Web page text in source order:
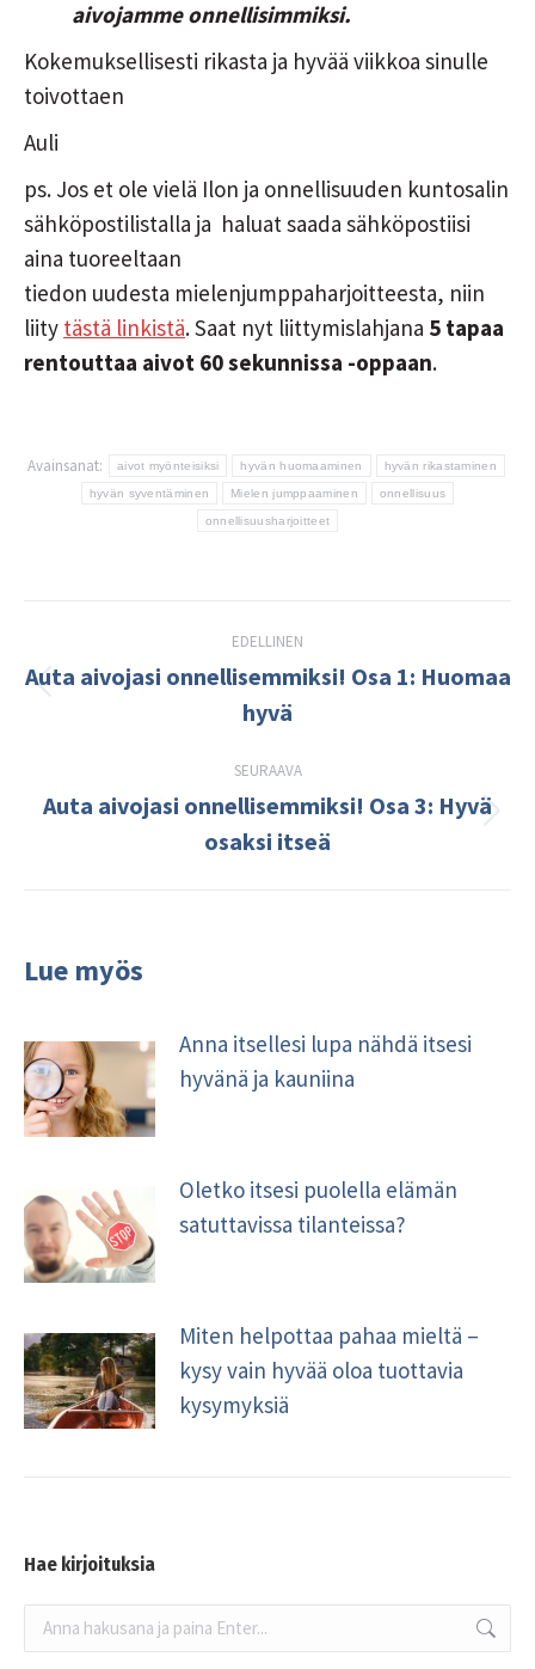
aivojamme onnellisimmiksi.
Kokemuksellisesti rikasta ja hyvää viikkoa sinulle
toivottaen
Auli
ps. Jos et ole vielä Ilon ja onnellisuuden kuntosalin
sähköpostilistalla ja haluat saada sähköpostiisi
aina tuoreeltaan
tiedon uudesta mielenjumppaharjoitteesta, niin
liity tästä linkistä. Saat nyt liittymislahjana 5 tapaa
rentouttaa aivot 60 sekunnissa -oppaan.
Avainsanat: aivot myönteisiksi hyvän huomaaminen hyvän rikastaminen
hyvän syventäminen Mielen jumppaaminen onnellisuus
onnellisuusharjoitteet
navigation
EDELLINEN
kirjoitus:
Auta aivojasi onnellisemmiksi! Osa 1: Huomaa
hyvä
SEURAAVA
kirjoitus:
Auta aivojasi onnellisemmiksi! Osa 3: Hyvä
osaksi itseä
Lue myös
Anna itsellesi lupa nähdä itsesi
hyvänä ja kauniina
Oletko itsesi puolella elämän
satuttavissa tilanteissa?
Miten helpottaa pahaa mieltä –
kysy vain hyvää oloa tuottavia
kysymyksiä
Hae kirjoituksia
Search: